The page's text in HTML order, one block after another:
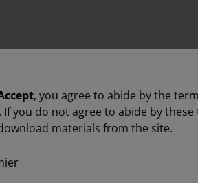
, you agree to abide by the
If you do not agree to abide by
materials from the site.